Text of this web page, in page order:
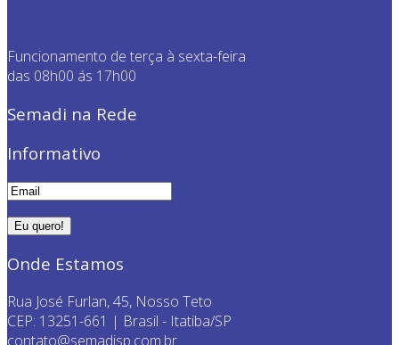
Funcionamento de terça à sexta-feira
das 08h00 ás 17h00
Semadi na Rede
Informativo
Onde Estamos
Rua José Furlan, 45, Nosso Teto
CEP: 13251-661 | Brasil - Itatiba/SP
contato@semadisp.com.br